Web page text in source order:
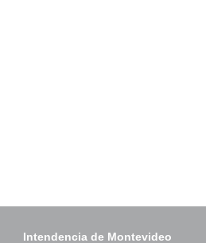
Intendencia de Montevideo